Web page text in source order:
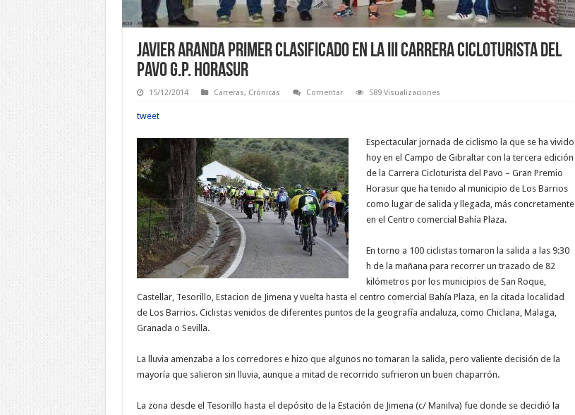
Javier Aranda primer clasificado en la III Carrera Cicloturista del
Pavo G.P. Horasur
15/12/2014 Carreras, Crónicas Comentar 589 Visualizaciones
tweet
Espectacular jornada de ciclismo la que se ha vivido
hoy en el Campo de Gibraltar con la tercera edición
de la Carrera Cicloturista del Pavo – Gran Premio
Horasur que ha tenido al municipio de Los Barrios
como lugar de salida y llegada, más concretamente
en el Centro comercial Bahía Plaza.
En torno a 100 ciclistas tomaron la salida a las 9:30
h de la mañana para recorrer un trazado de 82
kilómetros por los municipios de San Roque,
Castellar, Tesorillo, Estacion de Jimena y vuelta hasta el centro comercial Bahía Plaza, en la citada localidad
de Los Barrios. Ciclistas venidos de diferentes puntos de la geografía andaluza, como Chiclana, Malaga,
Granada o Sevilla.
La lluvia amenzaba a los corredores e hizo que algunos no tomaran la salida, pero valiente decisión de la
mayoría que salieron sin lluvia, aunque a mitad de recorrido sufrieron un buen chaparrón.
La zona desde el Tesorillo hasta el depósito de la Estación de Jimena (c/ Manilva) fue donde se decidió la